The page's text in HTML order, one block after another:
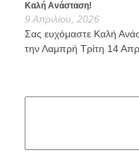
Καλή Ανάσταση!
9 Απριλίου, 2026
Σας ευχόμαστε Καλή
την Λαμπρή Τρίτη 14